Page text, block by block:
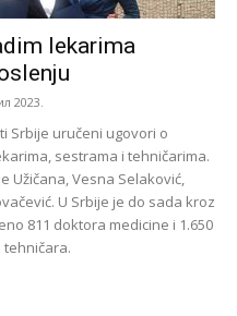
lekarima
2023.
Srbije uručeni ugovori o
sestrama i tehničarima.
Užičana, Vesna Selaković,
U Srbije je do sada kroz
811 doktora medicine i 1.650
tehničara.